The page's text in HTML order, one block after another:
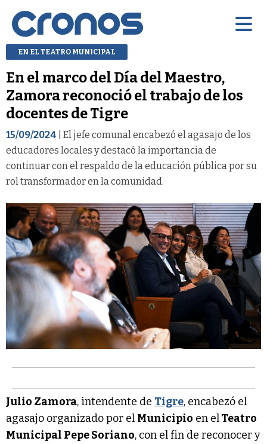
EN EL TEATRO MUNICIPAL
En el marco del Día del Maestro,
Zamora reconoció el trabajo de los
docentes de Tigre
15/09/2024 | El jefe comunal encabezó el agasajo de los
educadores locales y destacó la importancia de
continuar con el respaldo de la educación pública por su
rol transformador en la comunidad.
Julio Zamora, intendente de Tigre, encabezó el
agasajo organizado por el Municipio en elTeatro
Municipal Pepe Soriano, con el fin de reconocer y